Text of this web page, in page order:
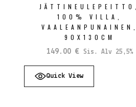
JÄTTINEULEPEITTO,
100% VILLA,
VAALEANPUNAINEN,
90X130CM
149.00 € Sis. Alv 25,5%
Quick View